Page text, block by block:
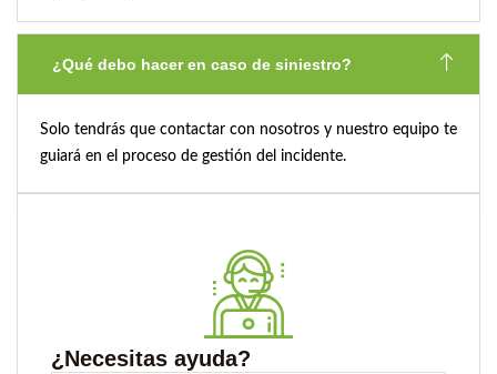
¿Necesitas ayuda?
¿Qué debo hacer en caso de siniestro?
Solo tendrás que contactar con nosotros y nuestro equipo te
guiará en el proceso de gestión del incidente.